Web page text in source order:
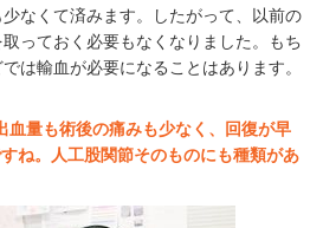
なくて済みます。したがって、以前の
っておく必要もなくなりました。もち
は輸血が必要になることはあります。
血量も術後の痛みも少なく、回復が早
ね。人工股関節そのものにも種類があ